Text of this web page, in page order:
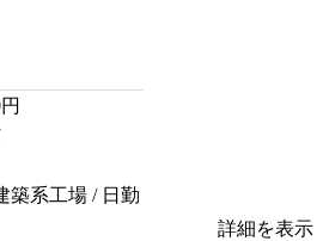
円
築系工場 / 日勤
詳細を表示